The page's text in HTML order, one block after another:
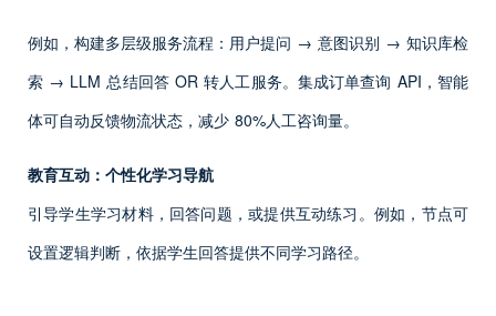
例如，构建多层级服务流程：用户提问 → 意图识别 → 知识库检
索 → LLM 总结回答 OR 转人工服务。集成订单查询 API，智能
体可自动反馈物流状态，减少 80%人工咨询量。
教育互动：个性化学习导航
引导学生学习材料，回答问题，或提供互动练习。例如，节点可
设置逻辑判断，依据学生回答提供不同学习路径。